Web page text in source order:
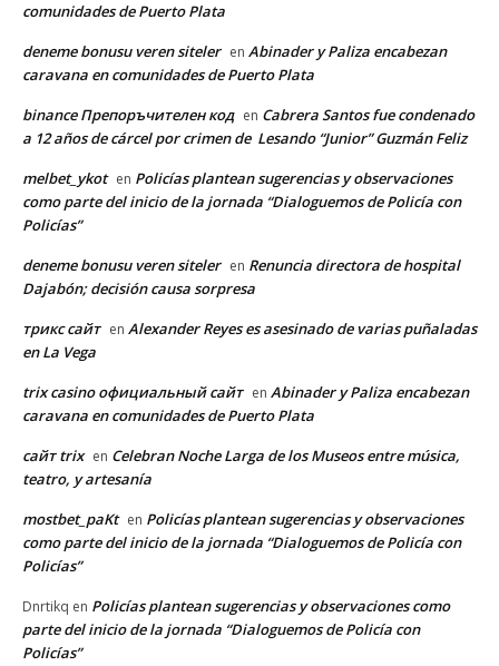
comunidades de Puerto Plata
deneme bonusu veren siteler en Abinader y Paliza encabezan
caravana en comunidades de Puerto Plata
binance Препоръчителен код en Cabrera Santos fue condenado
a 12 años de cárcel por crimen de Lesando “Junior” Guzmán Feliz
melbet_ykot en Policías plantean sugerencias y observaciones
como parte del inicio de la jornada “Dialoguemos de Policía con
Policías”
deneme bonusu veren siteler en Renuncia directora de hospital
Dajabón; decisión causa sorpresa
трикс сайт en Alexander Reyes es asesinado de varias puñaladas
en La Vega
trix casino официальный сайт en Abinader y Paliza encabezan
caravana en comunidades de Puerto Plata
сайт trix en Celebran Noche Larga de los Museos entre música,
teatro, y artesanía
mostbet_paKt en Policías plantean sugerencias y observaciones
como parte del inicio de la jornada “Dialoguemos de Policía con
Policías”
Dnrtikq en Policías plantean sugerencias y observaciones como
parte del inicio de la jornada “Dialoguemos de Policía con
Policías”